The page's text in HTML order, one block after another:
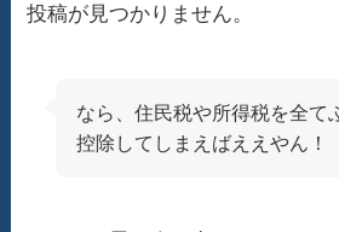
投稿が見つかりません。
なら、住民税や所得税を全て
控除してしまえばええやん！